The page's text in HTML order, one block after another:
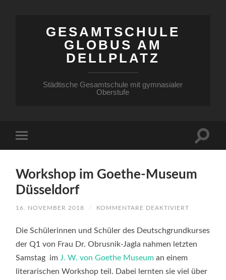
GESAMTSCHULE
GLOBUS AM
DELLPLATZ
Städtische Gesamtschule mit gymnasialer
Oberstufe
Workshop im Goethe-Museum
Düsseldorf
16. NOVEMBER 2018 / KOMMENTARE DEAKTIVIERT
GOETHE-
Die Schülerinnen und Schüler des Deutschgrundkurses
der Q1 von Frau Dr. Obrusnik-Jagla nahmen letzten
Samstag im J. W. von Goethe Museum an einem
literarischen Workshop teil. Dabei lernten sie viel über